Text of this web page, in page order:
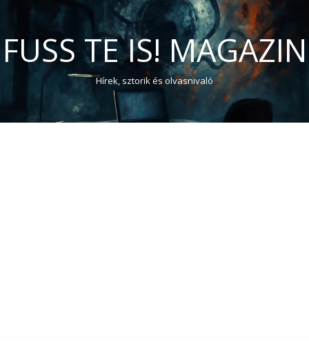
FUSS TE IS! MAGAZIN
Hírek, sztorik és olvasnivaló